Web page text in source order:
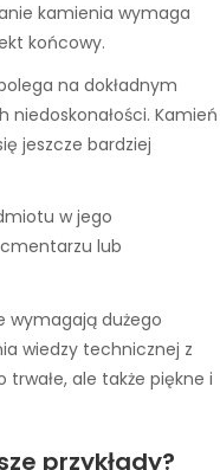
kamienia wymaga
końcowy.
na dokładnym
Kamień
jeszcze bardziej
w jego
lub
wymagają dużego
wiedzy technicznej z
ale także piękne i
przykłady?